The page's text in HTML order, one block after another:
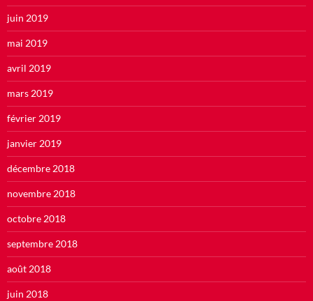
juin 2019
mai 2019
avril 2019
mars 2019
février 2019
janvier 2019
décembre 2018
novembre 2018
octobre 2018
septembre 2018
août 2018
juin 2018